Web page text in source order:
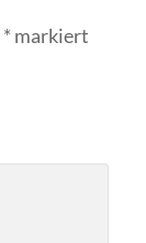
* markiert